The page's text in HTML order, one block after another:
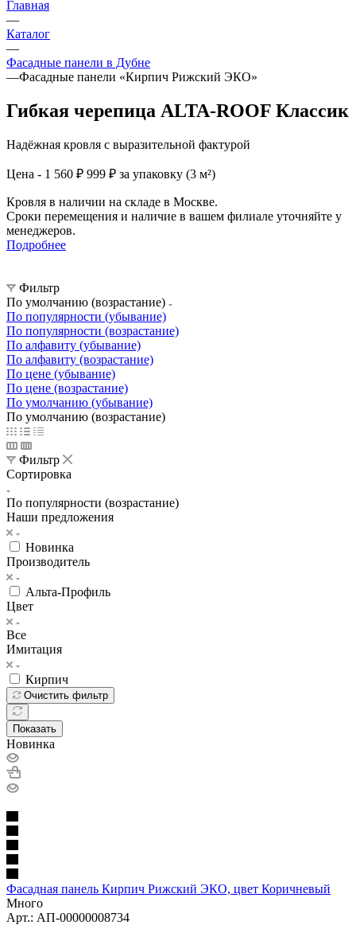
Главная
—
Каталог
—
Фасадные панели в Дубне
—Фасадные панели «Кирпич Рижский ЭКО»
Гибкая черепица ALTA-ROOF Классик
Надёжная кровля с выразительной фактурой
Цена - 1 560 ₽ 999 ₽ за упаковку (3 м²)
Кровля в наличии на складе в Москве.
Сроки перемещения и наличие в вашем филиале уточняйте у
менеджеров.
Подробнее
Фильтр
По умолчанию (возрастание)
По популярности (убывание)
По популярности (возрастание)
По алфавиту (убывание)
По алфавиту (возрастание)
По цене (убывание)
По цене (возрастание)
По умолчанию (убывание)
По умолчанию (возрастание)
Фильтр
Сортировка
По популярности (возрастание)
Наши предложения
Новинка
Производитель
Альта-Профиль
Цвет
Все
Имитация
Кирпич
Очистить фильтр
Показать
Новинка
Фасадная панель Кирпич Рижский ЭКО, цвет Коричневый
Много
Арт.: АП-00000008734